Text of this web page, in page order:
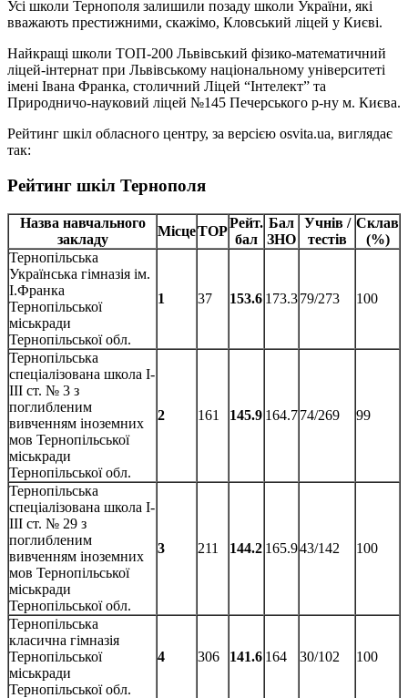
Усі школи Тернополя залишили позаду школи України, які
вважають престижними, скажімо, Кловський ліцей у Києві.
Найкращі школи ТОП-200 Львівський фізико-математичний
ліцей-інтернат при Львівському національному університеті
імені Івана Франка, столичний Ліцей “Інтелект” та
Природничо-науковий ліцей №145 Печерського р-ну м. Києва.
Рейтинг шкіл обласного центру, за версією osvita.ua, виглядає
так:
Рейтинг шкіл Тернополя
Назва навчального
закладу
МісцеTOP
Рейт.
бал
Бал
ЗНО
Учнів /
тестів
Склав
(%)
Тернопільська
Українська гімназія ім.
І.Франка
Тернопільської
міськради
Тернопільської обл.
1 37 153.6 173.379/273 100
Тернопільська
спеціалізована школа І-
ІІІ ст. № 3 з
поглибленим
вивченням іноземних
мов Тернопільської
міськради
Тернопільської обл.
2 161 145.9 164.774/269 99
Тернопільська
спеціалізована школа І-
ІІІ ст. № 29 з
поглибленим
вивченням іноземних
мов Тернопільської
міськради
Тернопільської обл.
3 211 144.2 165.943/142 100
Тернопільська
класична гімназія
Тернопільської
міськради
Тернопільської обл.
4 306 141.6 164 30/102 100